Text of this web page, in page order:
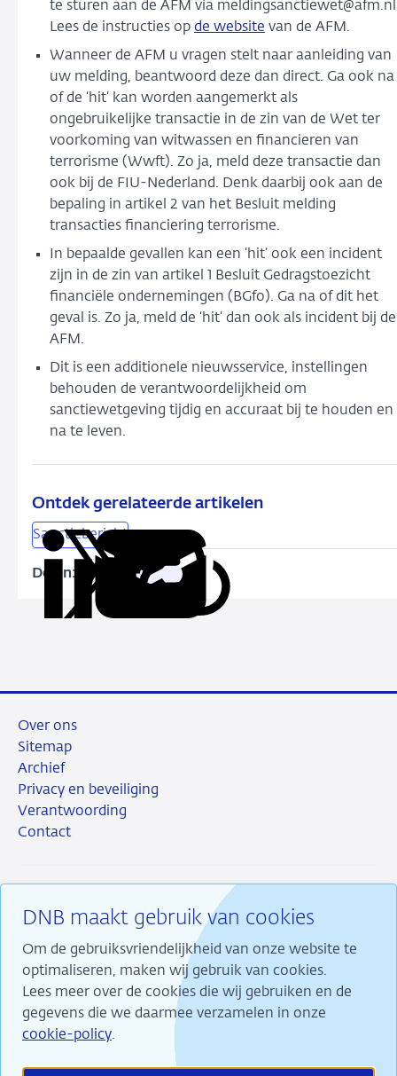
te sturen aan de AFM via
Lees de instructies op de website van de AFM.
Wanneer de AFM u vragen stelt naar aanleiding van
uw melding, beantwoord deze dan direct. Ga ook na
of de ‘hit’ kan worden aangemerkt als
ongebruikelijke transactie in de zin van de Wet ter
voorkoming van witwassen en financieren van
terrorisme (Wwft). Zo ja, meld deze transactie dan
ook bij de FIU-Nederland. Denk daarbij ook aan de
bepaling in artikel 2 van het Besluit melding
transacties financiering terrorisme.
In bepaalde gevallen kan een ‘hit’ ook een incident
zijn in de zin van artikel 1 Besluit Gedragstoezicht
financiële ondernemingen (BGfo). Ga na of dit het
geval is. Zo ja, meld de ‘hit’ dan ook als incident bij de
AFM.
Dit is een additionele nieuwsservice, instellingen
behouden de verantwoordelijkheid om
sanctiewetgeving tijdig en accuraat bij te houden en
na te leven.
Ontdek gerelateerde artikelen
Sanctiebericht
Delen:
Deel
DeelDeelKopieer
DNB maakt gebruik van cookies
Om de gebruiksvriendelijkheid van onze website te
optimaliseren, maken wij gebruik van cookies.
Lees meer over de cookies die wij gebruiken en de
gegevens die we daarmee verzamelen in onze
cookie-policy.
Over ons
Sitemap
Archief
Privacy en beveiliging
Verantwoording
Contact
RSS InstagramLinkedin
X
Wij maken ons sterk voor financiële stabiliteit en
dragen daarmee bij aan duurzame welvaart in